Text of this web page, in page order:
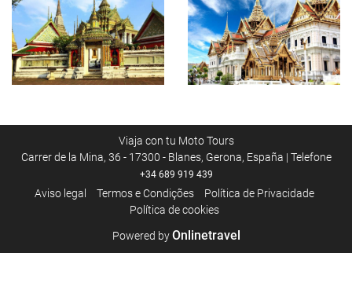
Viaja con tu Moto Tours
Carrer de la Mina, 36 - 17300 - Blanes, Gerona, España | Telefone
+34 689 919 439
Aviso legal Termos e Condições
Política de Privacidade
Política de cookies
Powered byOnlinetravel